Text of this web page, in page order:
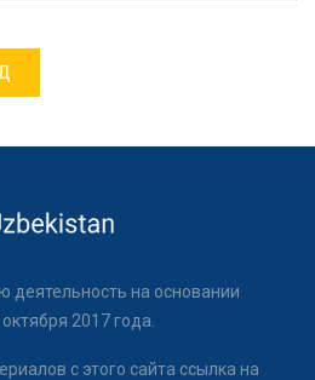
деятельность на основании
2017 года.
с этого сайта ссылка на